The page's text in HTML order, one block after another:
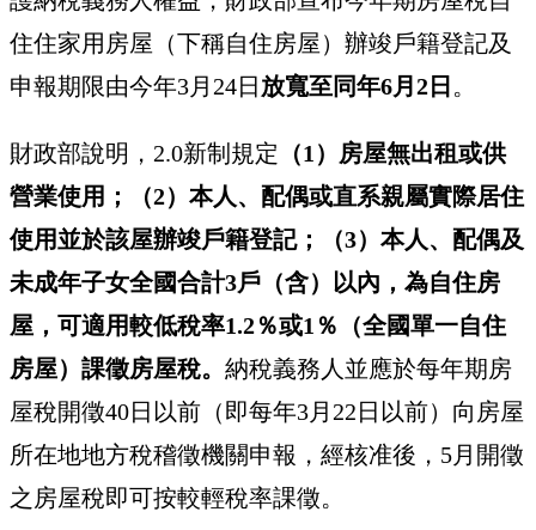
住住家用房屋（下稱自住房屋）辦竣戶籍登記及
申報期限由今年3月24日 放寬至同年6月2日 。
財政部說明，2.0新制規定 （1）房屋無出租或供
營業使用；（2）本人、配偶或直系親屬實際居住
使用並於該屋辦竣戶籍登記；（3）本人、配偶及
未成年子女全國合計3戶（含）以內，為自住房
屋，可適用較低稅率1.2％或1％（全國單一自住
房屋）課徵房屋稅。 納稅義務人並應於每年期房
屋稅開徵40日以前（即每年3月22日以前）向房屋
所在地地方稅稽徵機關申報，經核准後，5月開徵
之房屋稅即可按較輕稅率課徵。